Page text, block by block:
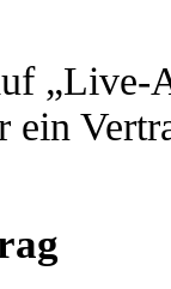
„Live-
ein